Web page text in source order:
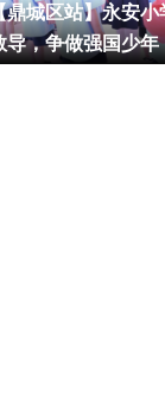
鼎城区站】永安小
导，争做强国少年